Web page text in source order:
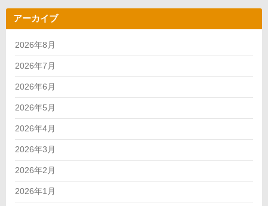
アーカイブ
2026年8月
2026年7月
2026年6月
2026年5月
2026年4月
2026年3月
2026年2月
2026年1月